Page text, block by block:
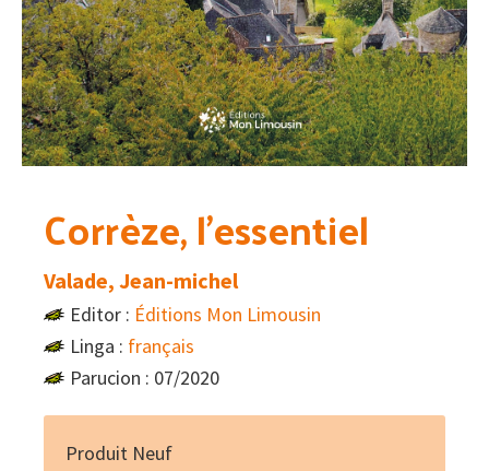
Corrèze, l’essentiel
Valade, Jean-michel
Editor : Éditions Mon Limousin
Linga : français
Parucion : 07/2020
Produit Neuf